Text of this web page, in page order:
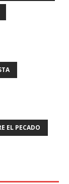
EL PECADO